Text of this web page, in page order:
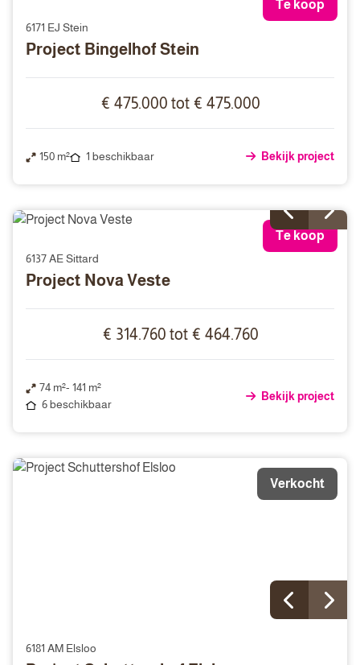
Te koop
6171 EJ Stein
Project Bingelhof Stein
€ 475.000 tot € 475.000
150 m² 1 beschikbaar Bekijk project
Te koop
6137 AE Sittard
Project Nova Veste
€ 314.760 tot € 464.760
74 m²- 141 m²
6 beschikbaar
Bekijk project
Verkocht
6181 AM Elsloo